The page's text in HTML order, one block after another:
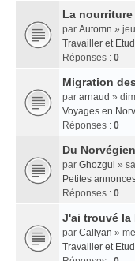
La nourriture
par Automn »
Travailler et
Réponses : 0
Migration
par arnaud »
Voyages en
Réponses : 0
Du
par Ghozgul »
Petites
Réponses : 0
J'ai trouvé la
par Callyan »
Travailler et